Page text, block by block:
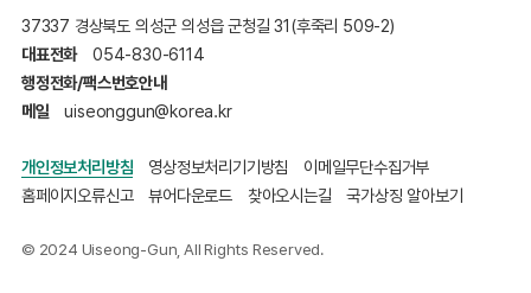
37337 경상북도 의성군 의성읍 군청길 31(후죽리 509-2)
대표전화
054-830-6114
행정전화/팩스번호안내
메일
uiseonggun@korea.kr
개인정보처리방침 영상정보처리기기방침
이메일무단수집거부
홈페이지오류신고
뷰어다운로드 찾아오시는길 국가상징 알아보기
© 2024 Uiseong-Gun, All Rights Reserved.